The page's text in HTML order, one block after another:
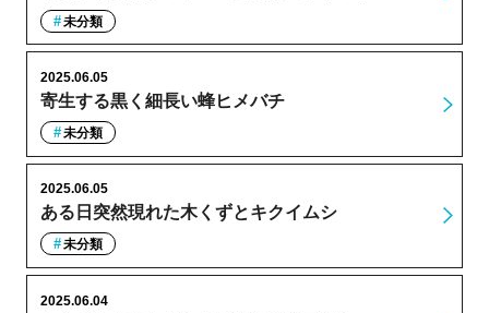
未分類
寄生する黒く細長い蜂ヒメバチ
2025.06.05
未分類
ある日突然現れた木くずとキクイムシ
2025.06.05
未分類
2025.06.04